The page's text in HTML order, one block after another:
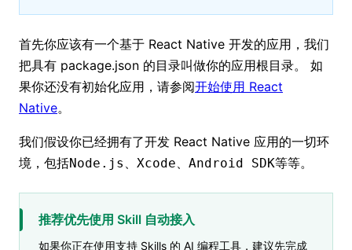
首先你应该有一个基于 React Native 开发的应用，我们
把具有 package.json 的目录叫做你的应用根目录。 如
果你还没有初始化应用，请参阅开始使用 React
Native。
我们假设你已经拥有了开发 React Native 应用的一切环
境，包括Node.js 、 Xcode、 Android SDK等等。
推荐优先使用 Skill 自动接入
如果你正在使用支持 Skills 的 AI 编程工具，建议先完成